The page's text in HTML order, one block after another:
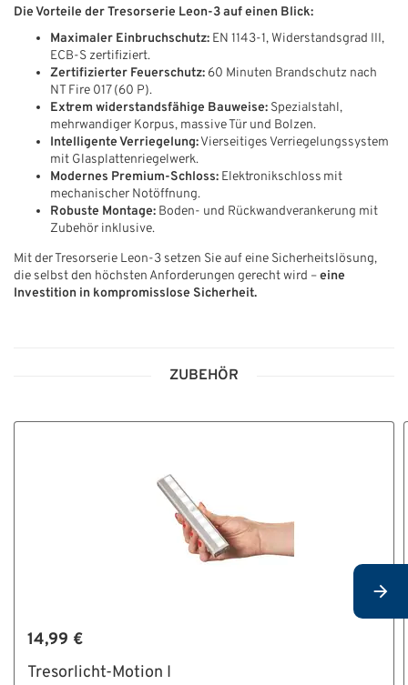
Die Vorteile der Tresorserie Leon-3 auf einen Blick:
Maximaler Einbruchschutz: EN 1143-1, Widerstandsgrad III,
ECB-S zertifiziert.
Zertifizierter Feuerschutz: 60 Minuten Brandschutz nach
NT Fire 017 (60 P).
Extrem widerstandsfähige Bauweise: Spezialstahl,
mehrwandiger Korpus, massive Tür und Bolzen.
Intelligente Verriegelung:Vierseitiges Verriegelungssystem
mit Glasplattenriegelwerk.
Modernes Premium-Schloss: Elektronikschloss mit
mechanischer Notöffnung.
Robuste Montage: Boden- und Rückwandverankerung mit
Zubehör inklusive.
Mit der Tresorserie Leon-3 setzen Sie auf eine Sicherheitslösung,
die selbst den höchsten Anforderungen gerecht wird –eine
Investition in kompromisslose Sicherheit.
ZUBEHÖR
14,99 €
Tresorlicht-Motion I